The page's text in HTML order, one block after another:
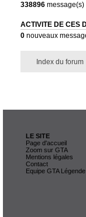
338896message(s)
ACTIVITE DE CES
0nouveaux
Index du forum
LE SITE
Page d'accueil
Zoom sur GTA
Mentions légales
Contact
Equipe GTA Légende